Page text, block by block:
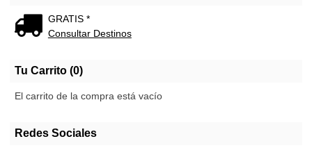
GRATIS *
Consultar Destinos
Tu Carrito (0)
El carrito de la compra está vacío
Redes Sociales